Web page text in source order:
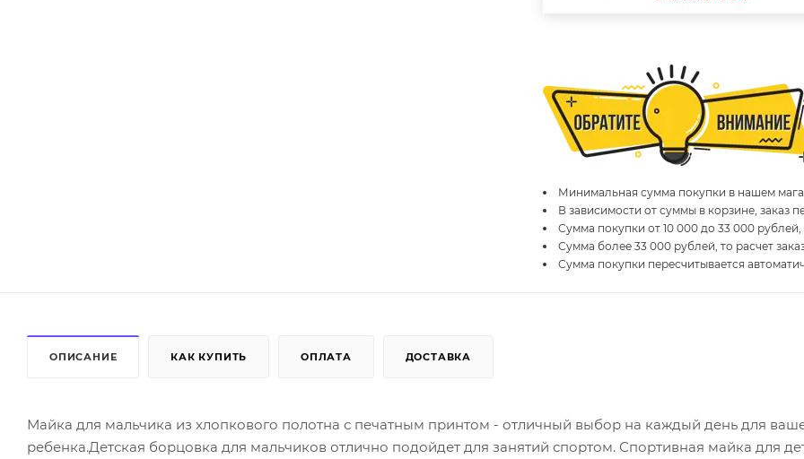
Минимальная сумма покупки в нашем
В зависимости от суммы в корзине, заказ
Сумма покупки от 10 000 до 33 000
Сумма более 33 000 рублей, то расчет
Сумма покупки пересчитывается
ОПИСАНИЕ КАК КУПИТЬ ОПЛАТА ДОСТАВКА
Майка для мальчика из хлопкового полотна с печатным принтом - отличный выбор на каждый день для
ребенка.Детская борцовка для мальчиков отлично подойдет для занятий спортом. Спортивная майка для